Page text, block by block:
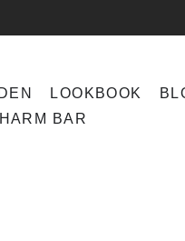
LOOKBOOK
BAR